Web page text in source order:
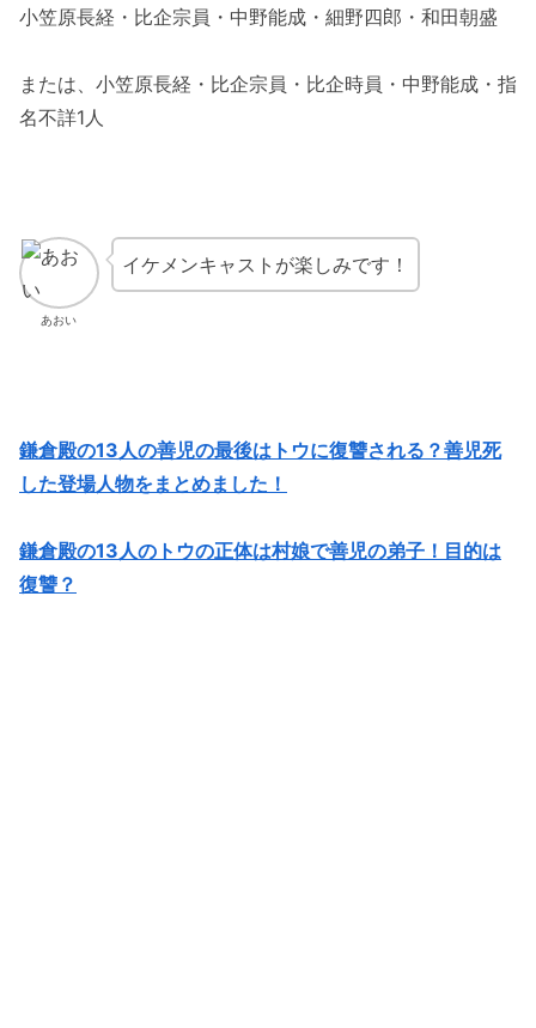
小笠原長経・比企宗員・中野能成・細野四郎・和田朝盛
または、小笠原長経・比企宗員・比企時員・中野能成・指
名不詳1人
あおい
イケメンキャストが楽しみです！
鎌倉殿の13人の善児の最後はトウに復讐される？善児死
した登場人物をまとめました！
鎌倉殿の13人のトウの正体は村娘で善児の弟子！目的は
復讐？